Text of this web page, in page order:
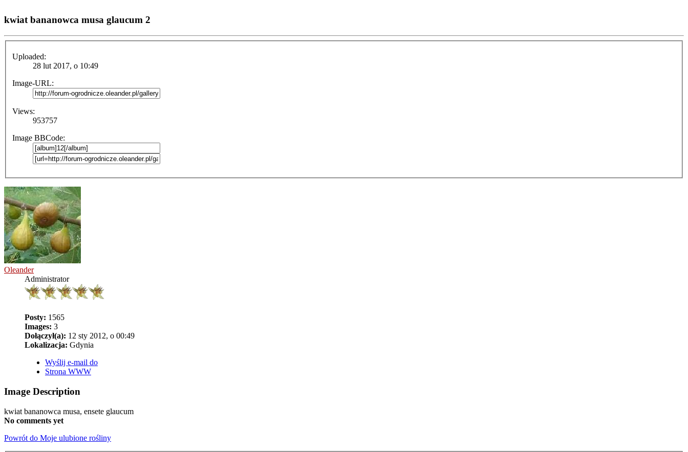
kwiat bananowca musa glaucum 2
Uploaded:
28 lut 2017, o 10:49
Image-URL:
Views:
953757
Image BBCode:
Oleander
Administrator
Posty: 1565
Images: 3
Dołączył(a): 12 sty 2012, o 00:49
Lokalizacja: Gdynia
Wyślij e-mail do
Strona WWW
Image Description
kwiat bananowca musa, ensete glaucum
No comments yet
Powrót do Moje ulubione rośliny